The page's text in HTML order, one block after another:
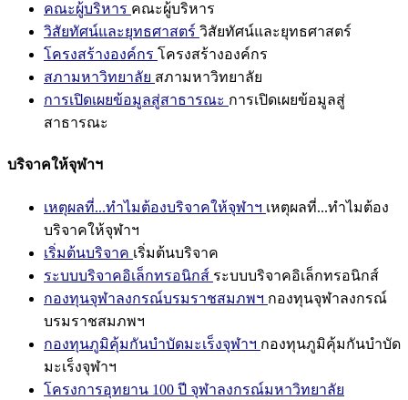
คณะผู้บริหาร คณะผู้บริหาร
วิสัยทัศน์และยุทธศาสตร์ วิสัยทัศน์และยุทธศาสตร์
โครงสร้างองค์กร โครงสร้างองค์กร
สภามหาวิทยาลัย สภามหาวิทยาลัย
การเปิดเผยข้อมูลสู่สาธารณะ การเปิดเผยข้อมูลสู่
สาธารณะ
บริจาคให้จุฬาฯ
เหตุผลที่...ทำไมต้องบริจาคให้จุฬาฯ เหตุผลที่...ทำไมต้อง
บริจาคให้จุฬาฯ
เริ่มต้นบริจาค เริ่มต้นบริจาค
ระบบบริจาคอิเล็กทรอนิกส์ ระบบบริจาคอิเล็กทรอนิกส์
กองทุนจุฬาลงกรณ์บรมราชสมภพฯ กองทุนจุฬาลงกรณ์
บรมราชสมภพฯ
กองทุนภูมิคุ้มกันบำบัดมะเร็งจุฬาฯ กองทุนภูมิคุ้มกันบำบัด
มะเร็งจุฬาฯ
โครงการอุทยาน 100 ปี จุฬาลงกรณ์มหาวิทยาลัย